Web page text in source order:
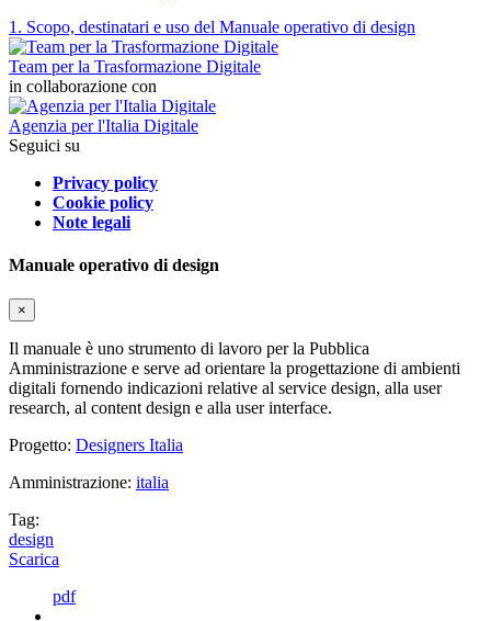
1. Scopo, destinatari e uso del Manuale operativo di design
Team per la Trasformazione Digitale
in collaborazione con
Agenzia per l'Italia Digitale
Seguici su
Privacy policy
Cookie policy
Note legali
Manuale operativo di design
×
Il manuale è uno strumento di lavoro per la Pubblica
Amministrazione e serve ad orientare la progettazione di ambienti
digitali fornendo indicazioni relative al service design, alla user
research, al content design e alla user interface.
Progetto: Designers Italia
Amministrazione: italia
Tag:
design
Scarica
pdf